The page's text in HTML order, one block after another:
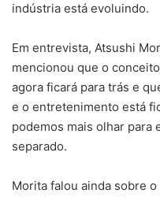
indústria está evoluindo.
Em entrevista, Atsushi
mencionou que o
agora ficará para trás e
e o entretenimento está
podemos mais olhar para
separado.
Morita falou ainda sobre